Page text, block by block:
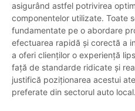
asigurând astfel potrivirea
componentelor utilizate. Toate
fundamentate pe o abordare
efectuarea rapidă și corectă a
a oferi clienților o experiență
față de standarde ridicate și
justifică poziționarea acestui
preferate din sectorul auto local.